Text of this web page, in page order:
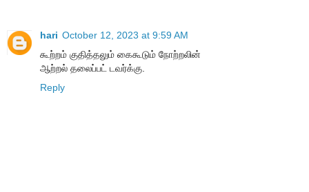
hari October 12, 2023 at 9:59 AM
கூற்றம் குதித்தலும் கைகூடும் நோற்றலின்
ஆற்றல் தலைப்பட் டவர்க்கு.
Reply